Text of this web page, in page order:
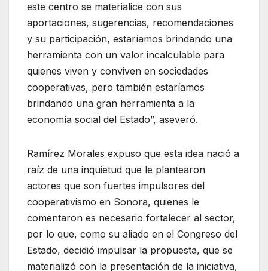
este centro se materialice con sus
aportaciones, sugerencias, recomendaciones
y su participación, estaríamos brindando una
herramienta con un valor incalculable para
quienes viven y conviven en sociedades
cooperativas, pero también estaríamos
brindando una gran herramienta a la
economía social del Estado”, aseveró.
Ramírez Morales expuso que esta idea nació a
raíz de una inquietud que le plantearon
actores que son fuertes impulsores del
cooperativismo en Sonora, quienes le
comentaron es necesario fortalecer al sector,
por lo que, como su aliado en el Congreso del
Estado, decidió impulsar la propuesta, que se
materializó con la presentación de la iniciativa,